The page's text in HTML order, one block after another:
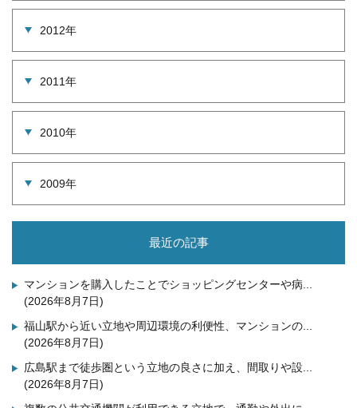
2012年
2011年
2010年
2009年
最近の記事
マンションを購入したことでショッピングセンターや病...
(2026年8月7日)
福山駅から近い立地や周辺環境の利便性、マンションの...
(2026年8月7日)
広島駅まで徒歩圏という立地の良さに加え、間取りや設...
(2026年8月7日)